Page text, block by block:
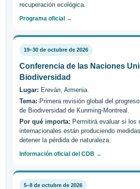
recuperación ecológica.
Programa oficial →
19–30 de octubre de 2026
Conferencia de las Naciones
Biodiversidad
Lugar: Ereván, Armenia.
Tema: Primera revisión global del
de Biodiversidad de Kunming-Montreal.
Por qué importa: Permitirá evaluar si los
internacionales están produciendo
detener la pérdida de naturaleza.
Información oficial del CDB →
5–8 de octubre de 2026